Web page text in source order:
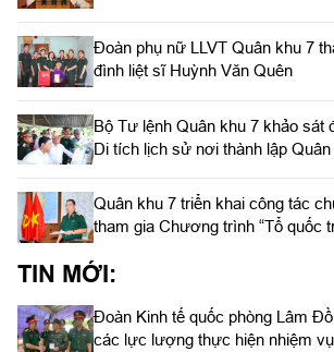
Đoàn phụ nữ LLVT Quân khu 7
đình liệt sĩ Huỳnh Văn Quên
Bộ Tư lệnh Quân khu 7 khảo sát
Di tích lịch sử nơi thành lập
Quân khu 7 triển khai công tác
tham gia Chương trình “Tổ quốc
TIN MỚI:
Đoàn Kinh tế quốc phòng Lâm
các lực lượng thực hiện nhiệm